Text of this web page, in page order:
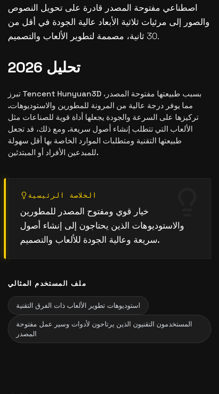
اصطناعي مفتوحة المصدر قادرة على تحويل النصوص
والصور إلى مرئيات ثلاثية الأبعاد عالية الجودة في أقل من
30 ثانية، مصممة لتطوير الألعاب والتصميم.
تحليل 2026
تبرز Tencent Hunyuan3D بسبب طبيعتها مفتوحة المصدر،
مما يوفر درجة عالية من المرونة للمطورين والاستوديوهات.
تركيزها على السرعة والجودة يجعلها أداة قوية للصناعات مثل
الألعاب التي تتطلب إنشاء أصول سريعة. ومع ذلك، قد تجعل
طبيعتها التقنية ومتطلبات الموارد الخاصة بها أقل سهولة
للمبدعين الأفراد أو المبتدئين.
الخلاصة الرئيسية
خيار قوي ومفتوح المصدر للمطورين
والاستوديوهات الذين يحتاجون إلى إنشاء أصول
سريعة وعالية الجودة للألعاب والتصميم.
ملف المستخدم المثالي
استوديوهات تطوير الألعاب ذات الفرق التقنية
المستخدمون التقنيون الذين يرتاحون لأدوات وسير عمل مفتوحة
المصدر